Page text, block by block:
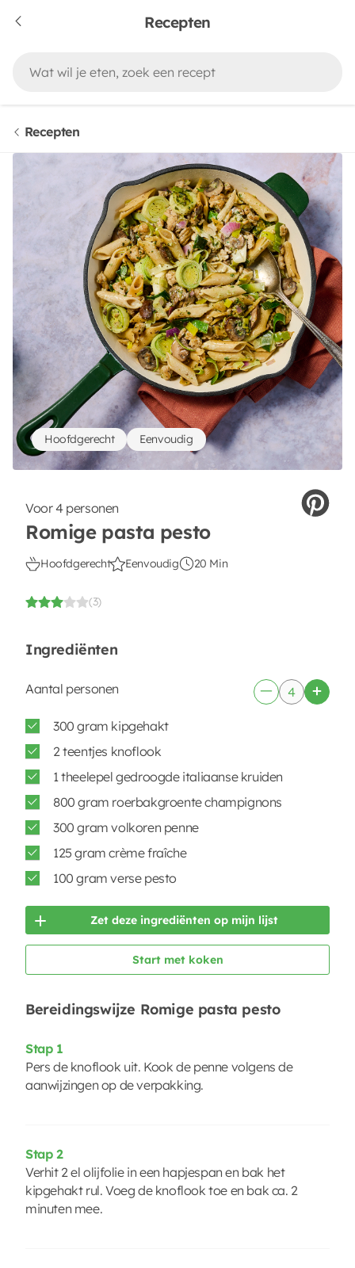
Recepten
Recepten
Voor 4 personen
Romige pasta pesto
Hoofdgerecht Eenvoudig 20 Min
(3)
Hoofdgerecht Eenvoudig
Ingrediënten
Aantal personen
300 gram kipgehakt
2 teentjes knoflook
1 theelepel gedroogde italiaanse kruiden
800 gram roerbakgroente champignons
300 gram volkoren penne
125 gram crème fraîche
100 gram verse pesto
Zet deze ingrediënten op mijn lijst
Start met koken
Bereidingswijze Romige pasta pesto
Stap 1
Pers de knoflook uit. Kook de penne volgens de
aanwijzingen op de verpakking.
Stap 2
Verhit 2 el olijfolie in een hapjespan en bak het
kipgehakt rul. Voeg de knoflook toe en bak ca. 2
minuten mee.